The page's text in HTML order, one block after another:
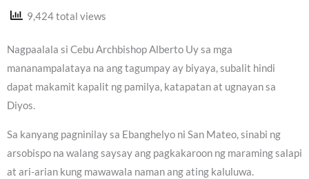
9,424 total views
Nagpaalala si Cebu Archbishop Alberto Uy sa mga
mananampalataya na ang tagumpay ay biyaya, subalit hindi
dapat makamit kapalit ng pamilya, katapatan at ugnayan sa
Diyos.
Sa kanyang pagninilay sa Ebanghelyo ni San Mateo, sinabi ng
arsobispo na walang saysay ang pagkakaroon ng maraming salapi
at ari-arian kung mawawala naman ang ating kaluluwa.